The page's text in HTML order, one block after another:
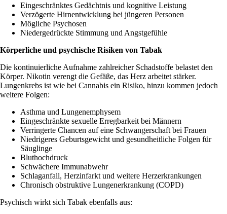
Eingeschränktes Gedächtnis und kognitive Leistung
Verzögerte Hirnentwicklung bei jüngeren Personen
Mögliche Psychosen
Niedergedrückte Stimmung und Angstgefühle
Körperliche und psychische Risiken von Tabak
Die kontinuierliche Aufnahme zahlreicher Schadstoffe belastet den
Körper. Nikotin verengt die Gefäße, das Herz arbeitet stärker.
Lungenkrebs ist wie bei Cannabis ein Risiko, hinzu kommen jedoch
weitere Folgen:
Asthma und Lungenemphysem
Eingeschränkte sexuelle Erregbarkeit bei Männern
Verringerte Chancen auf eine Schwangerschaft bei Frauen
Niedrigeres Geburtsgewicht und gesundheitliche Folgen für
Säuglinge
Bluthochdruck
Schwächere Immunabwehr
Schlaganfall, Herzinfarkt und weitere Herzerkrankungen
Chronisch obstruktive Lungenerkrankung (COPD)
Psychisch wirkt sich Tabak ebenfalls aus: